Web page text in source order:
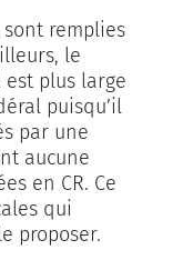
sont remplies
le
est plus large
puisqu’il
par une
aucune
en CR. Ce
qui
proposer.